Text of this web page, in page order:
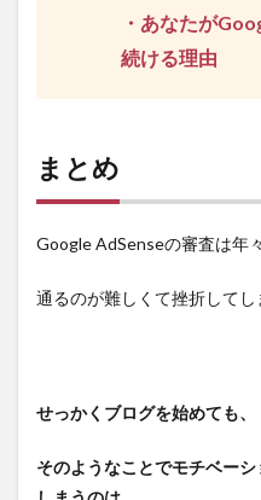
・あなたが
続ける理由
まとめ
Google AdSenseの審査は年
通るのが難しくて挫折してし
せっかくブログを始めても、
そのようなことでモチベー